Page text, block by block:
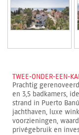
TWEE-ONDER-EEN-
Prachtig
en 3,5 badkamers,
strand in Puerto
jachthaven, luxe
voorzieningen,
privégebruik en